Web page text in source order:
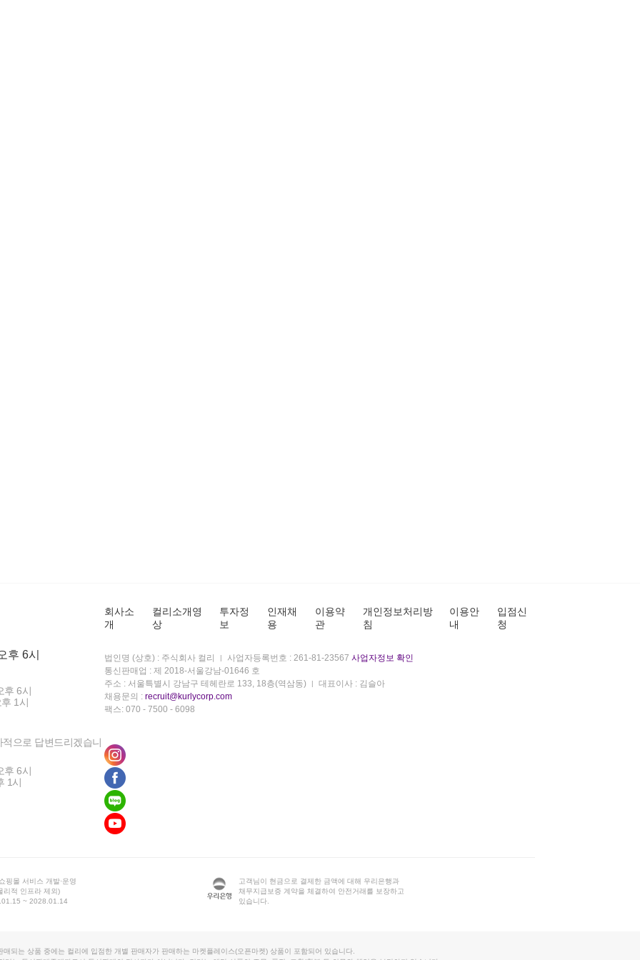
후 6시
후 6시
1시
으로 답변드리겠습니
후 6시
1시
회사소
개
컬리소개영
상
투자정
보
인재채
용
이용약
관
개인정보처리방
침
이용안
내
입점신
청
법인명 (상호) : 주식회사 컬리 사업자등록번호 : 261-81-23567 사업자정보 확인
통신판매업 : 제 2018-서울강남-01646 호
주소 : 서울특별시 강남구 테헤란로 133, 18층(역삼동)
대표이사 : 김슬아
채용문의 : recruit@kurlycorp.com
팩스: 070 - 7500 - 6098
핑몰 서비스 개발·운영
리적 인프라 제외)
~ 2028.01.14
고객님이 현금으로 결제한 금액에 대해 우리은행과
채무지급보증 계약을 체결하여 안전거래를 보장하고
있습니다.
매되는 상품 중에는 컬리에 입점한 개별 판매자가 판매하는 마켓플레이스(오픈마켓) 상품이 포함되어 있습니다.